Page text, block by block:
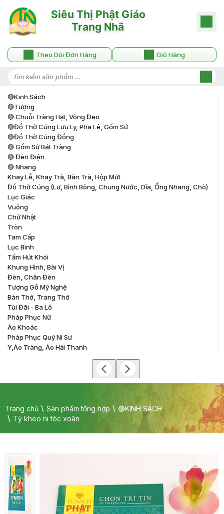
Theo Dõi Đơn Hàng Giỏ Hàng
🔴kinh Sách
🔴tượng
🔴 Chuỗi Tràng Hạt, Vòng Đeo
🔴đồ Thờ Cúng Lưu Ly, Pha Lê, Gốm Sứ
🔴đồ Thờ Cúng Đồng
🔴 Gốm Sứ Bát Tràng
🔴 Đèn Điện
🔴 Nhang
Khay Lễ, Khay Trà, Bàn Trà, Hộp Mứt
Đồ Thờ Cúng (lư, Bình Bông, Chung Nước, Dĩa, Ống Nhang, Chò)
Lục Giác
Vuông
Chữ Nhật
Tròn
Tam Cấp
Lục Bình
Tấm Hút Khói
Khung Hình, Bài Vị
Đèn, Chân Đèn
Tượng Gỗ Mỹ Nghệ
Bàn Thờ, Trang Thờ
Túi Đãi - Ba Lô
Pháp Phục Nữ
Áo Khoác
Pháp Phục Quý Ni Sư
Y,áo Tràng, Áo Hải Thanh
Trang chủ Sản phẩm tổng hợp
🔴KINH SÁCH
Tỳ kheo ni tóc xoăn